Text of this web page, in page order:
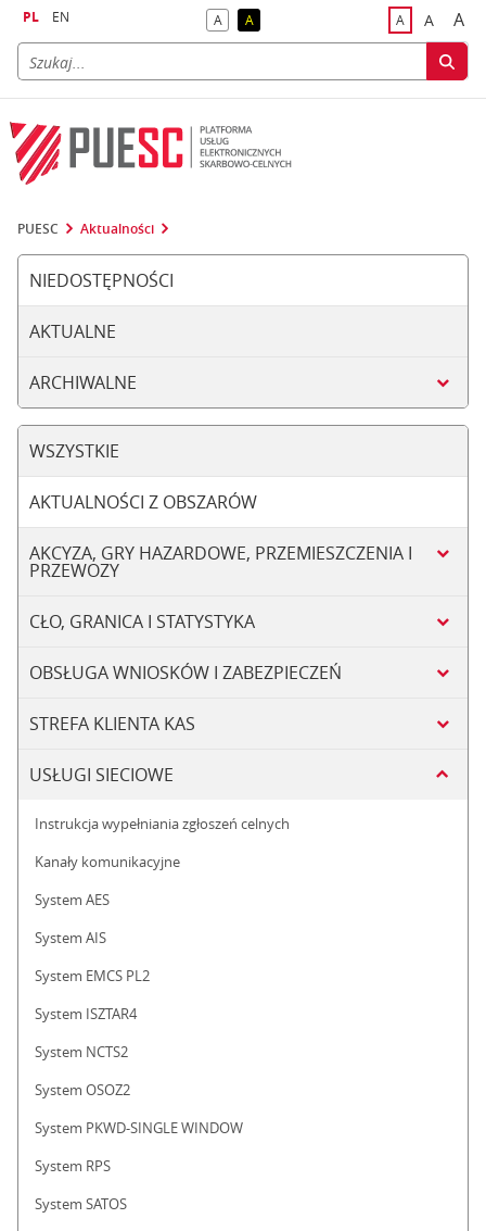
PL EN Akontrast domyślny
Akontrast żółty tekst na czarnym tle
Adomyślna
A A
PUESC Aktualności
NIEDOSTĘPNOŚCI
AKTUALNE
ARCHIWALNE
WSZYSTKIE
AKTUALNOŚCI Z OBSZARÓW
AKCYZA, GRY HAZARDOWE, PRZEMIESZCZENIA I
PRZEWOZY
CŁO, GRANICA I STATYSTYKA
OBSŁUGA WNIOSKÓW I ZABEZPIECZEŃ
STREFA KLIENTA KAS
USŁUGI SIECIOWE
Instrukcja wypełniania zgłoszeń celnych
Kanały komunikacyjne
System AES
System AIS
System EMCS PL2
System ISZTAR4
System NCTS2
System OSOZ2
System PKWD-SINGLE WINDOW
System RPS
System SATOS